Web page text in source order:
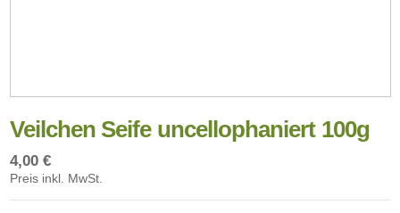
Veilchen Seife uncellophaniert 100g
4,00 €
Preis inkl. MwSt.